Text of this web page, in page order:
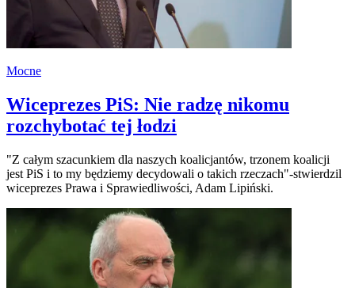
Mocne
Wiceprezes PiS: Nie radzę nikomu
rozchybotać tej łodzi
"Z całym szacunkiem dla naszych koalicjantów, trzonem koalicji
jest PiS i to my będziemy decydowali o takich rzeczach"-stwierdzil
wiceprezes Prawa i Sprawiedliwości, Adam Lipiński.